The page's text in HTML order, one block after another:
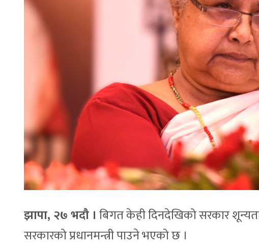
झापा, २७ भदौ । बिगत केही दिनदेखिको सरकार
सरकारको प्रधानमन्त्री पाउने भएको छ ।